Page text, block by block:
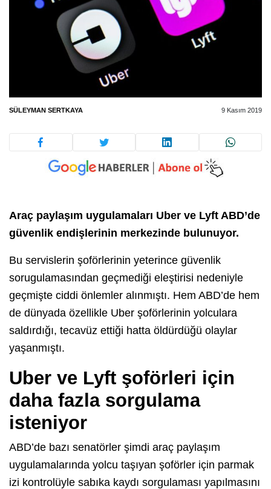
SÜLEYMAN SERTKAYA 9 Kasım 2019
Araç paylaşım uygulamaları Uber ve Lyft ABD’de
güvenlik endişlerinin merkezinde bulunuyor.
Bu servislerin şoförlerinin yeterince güvenlik
sorugulamasından geçmediği eleştirisi nedeniyle
geçmişte ciddi önlemler alınmıştı. Hem ABD’de hem
de dünyada özellikle Uber şoförlerinin yolculara
saldırdığı, tecavüz ettiği hatta öldürdüğü olaylar
yaşanmıştı.
Uber ve Lyft şoförleri için
daha fazla sorgulama
isteniyor
ABD’de bazı senatörler şimdi araç paylaşım
uygulamalarında yolcu taşıyan şoförler için parmak
izi kontrolüyle sabıka kaydı sorgulaması yapılmasını